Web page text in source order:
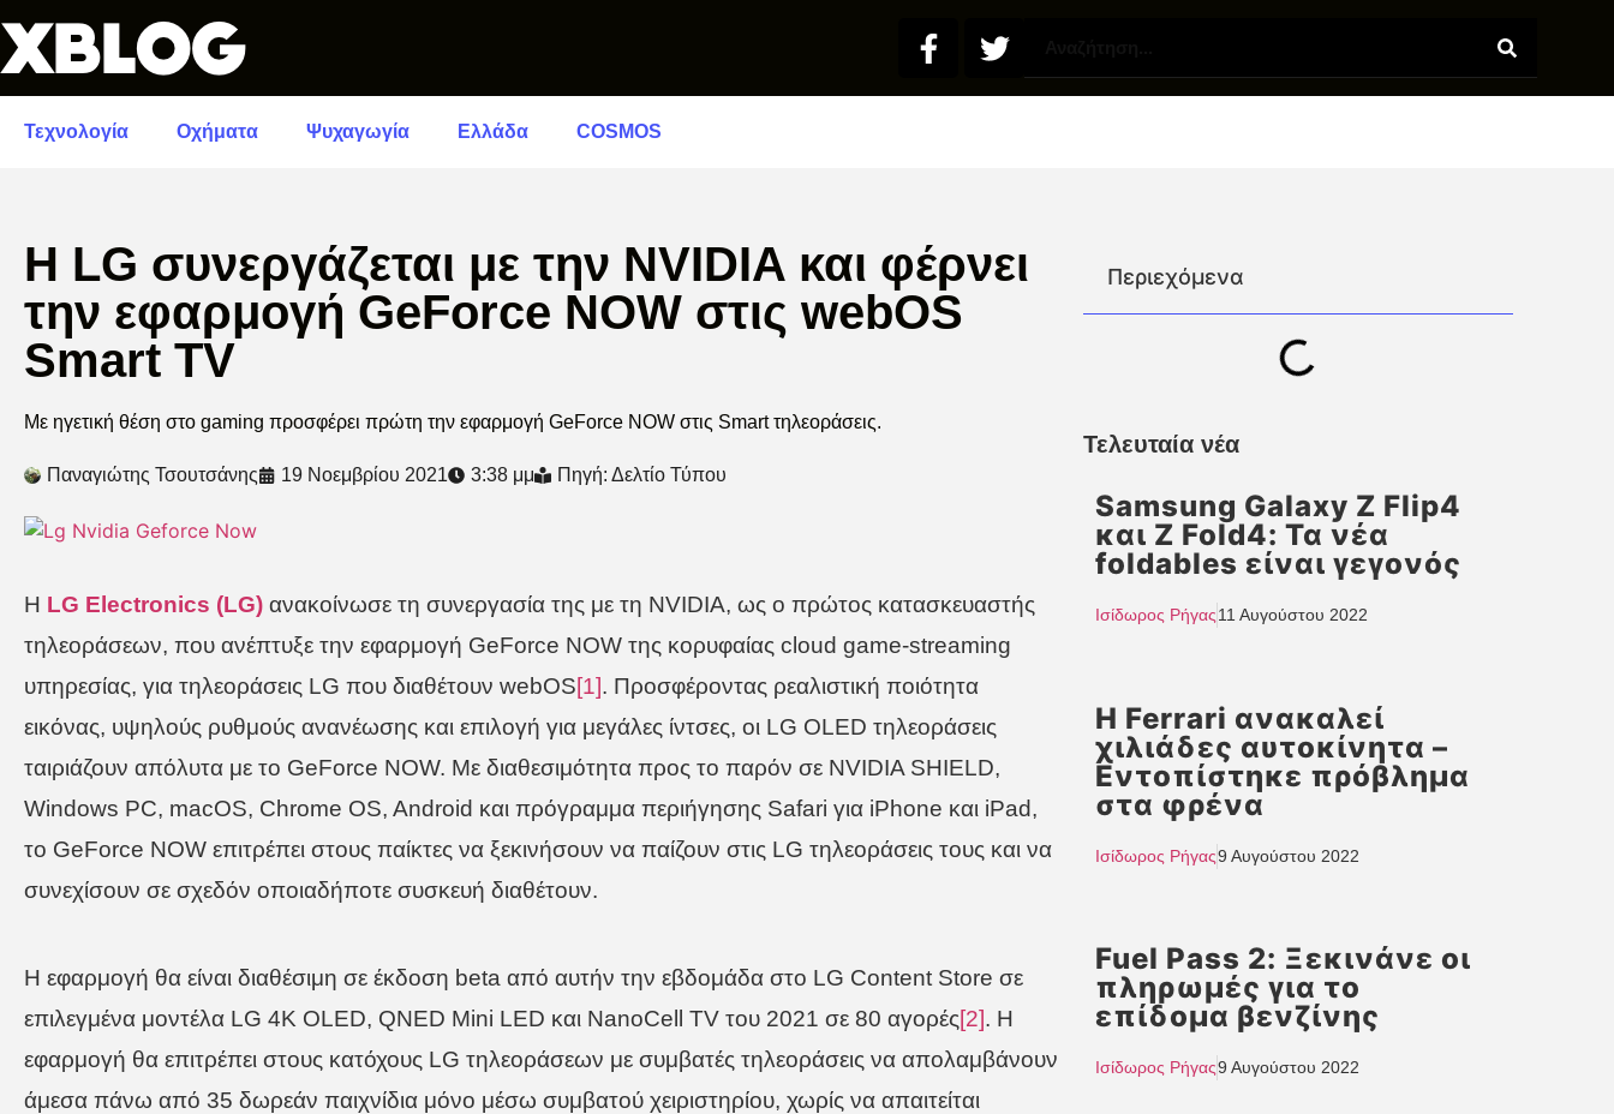
Τεχνολογία Οχήματα Ψυχαγωγία Ελλάδα COSMOS
Η LG συνεργάζεται με την NVIDIA και φέρνει
την εφαρμογή GeForce NOW στις webOS
Smart TV
Με ηγετική θέση στο gaming προσφέρει πρώτη την εφαρμογή GeForce NOW στις Smart τηλεοράσεις.
Παναγιώτης Τσουτσάνης 19 Νοεμβρίου 2021 3:38 μμ Πηγή: Δελτίο Τύπου
Η LG Electronics (LG) ανακοίνωσε τη συνεργασία της με τη NVIDIA, ως ο πρώτος κατασκευαστής
τηλεοράσεων, που ανέπτυξε την εφαρμογή GeForce NOW της κορυφαίας cloud game-streaming
υπηρεσίας, για τηλεοράσεις LG που διαθέτουν webOS[1]. Προσφέροντας ρεαλιστική ποιότητα
εικόνας, υψηλούς ρυθμούς ανανέωσης και επιλογή για μεγάλες ίντσες, οι LG OLED τηλεοράσεις
ταιριάζουν απόλυτα με το GeForce NOW. Με διαθεσιμότητα προς το παρόν σε NVIDIA SHIELD,
Windows PC, macOS, Chrome OS, Android και πρόγραμμα περιήγησης Safari για iPhone και iPad,
το GeForce NOW επιτρέπει στους παίκτες να ξεκινήσουν να παίζουν στις LG τηλεοράσεις τους και να
συνεχίσουν σε σχεδόν οποιαδήποτε συσκευή διαθέτουν.
Η εφαρμογή θα είναι διαθέσιμη σε έκδοση beta από αυτήν την εβδομάδα στο LG Content Store σε
επιλεγμένα μοντέλα LG 4K OLED, QNED Mini LED και NanoCell TV του 2021 σε 80 αγορές[2]. Η
εφαρμογή θα επιτρέπει στους κατόχους LG τηλεοράσεων με συμβατές τηλεοράσεις να απολαμβάνουν
άμεσα πάνω από 35 δωρεάν παιχνίδια μόνο μέσω συμβατού χειριστηρίου, χωρίς να απαιτείται
Περιεχόμενα
Τελευταία νέα
Samsung Galaxy Z Flip4
και Z Fold4: Τα νέα
foldables είναι γεγονός
Ισίδωρος Ρήγας11 Αυγούστου 2022
H Ferrari ανακαλεί
χιλιάδες αυτοκίνητα –
Εντοπίστηκε πρόβλημα
στα φρένα
Ισίδωρος Ρήγας9 Αυγούστου 2022
Fuel Pass 2: Ξεκινάνε οι
πληρωμές για το
επίδομα βενζίνης
Ισίδωρος Ρήγας9 Αυγούστου 2022